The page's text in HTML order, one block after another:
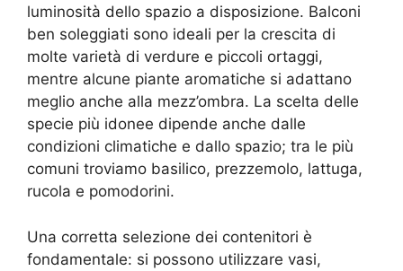
luminosità dello spazio a disposizione. Balconi
ben soleggiati sono ideali per la crescita di
molte varietà di verdure e piccoli ortaggi,
mentre alcune piante aromatiche si adattano
meglio anche alla mezz’ombra. La scelta delle
specie più idonee dipende anche dalle
condizioni climatiche e dallo spazio; tra le più
comuni troviamo basilico, prezzemolo, lattuga,
rucola e pomodorini.
Una corretta selezione dei contenitori è
fondamentale: si possono utilizzare vasi,